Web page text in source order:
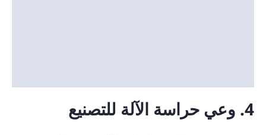
4. وعي حراسة الآلة للتصنيع